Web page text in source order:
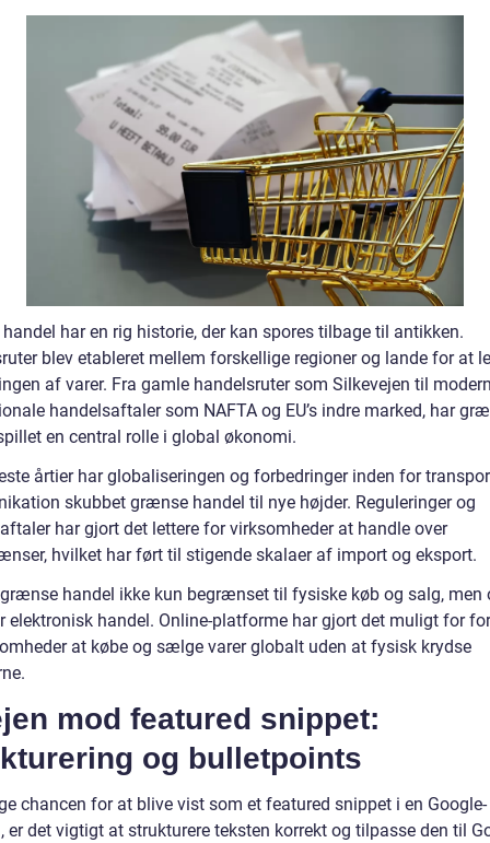
har en rig historie, der kan spores tilbage til antikken.
blev etableret mellem forskellige regioner og lande for at
af varer. Fra gamle handelsruter som Silkevejen til
handelsaftaler som NAFTA og EU’s indre marked, har
en central rolle i global økonomi.
årtier har globaliseringen og forbedringer inden for
skubbet grænse handel til nye højder. Reguleringer og
har gjort det lettere for virksomheder at handle over
hvilket har ført til stigende skalaer af import og eksport.
handel ikke kun begrænset til fysiske køb og salg, men
elektronisk handel. Online-platforme har gjort det muligt for
at købe og sælge varer globalt uden at fysisk krydse
mod featured snippet:
og bulletpoints
chancen for at blive vist som et featured snippet i en Google-
er det vigtigt at strukturere teksten korrekt og tilpasse den til